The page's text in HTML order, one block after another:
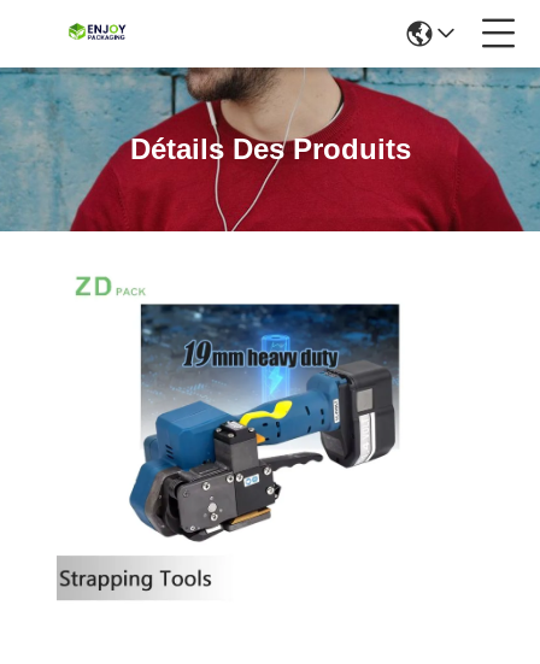
Détails Des Produits